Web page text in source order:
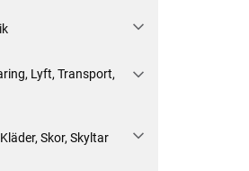
Lyft, Transport,
Skor, Skyltar